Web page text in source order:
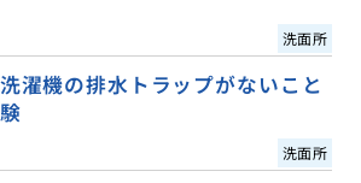
洗面所
濯機の排水トラップがないこと
洗面所